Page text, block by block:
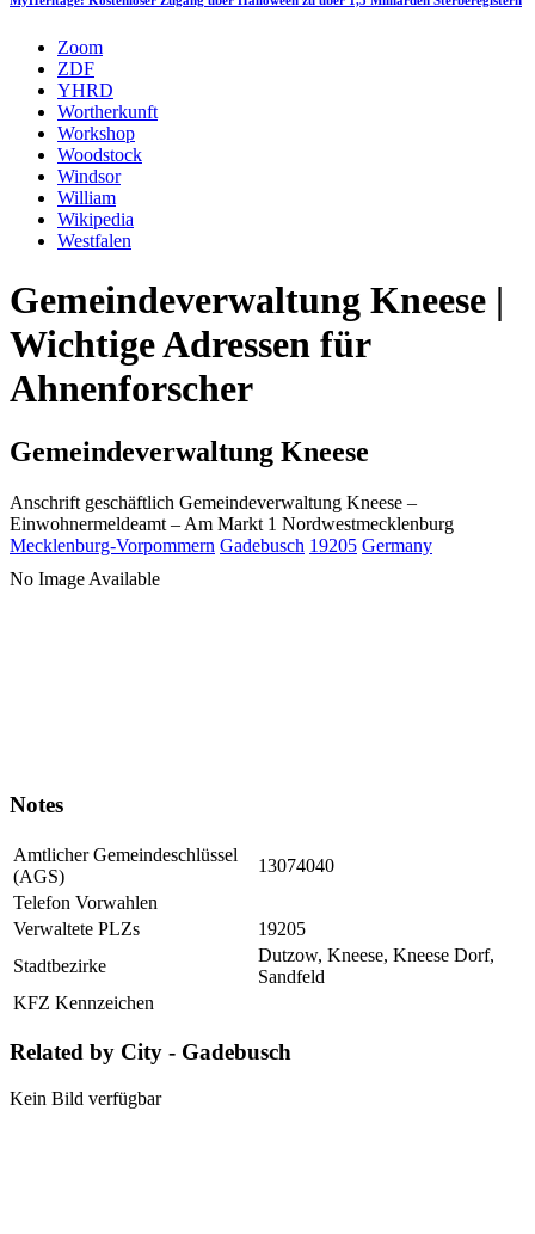
Zoom
ZDF
YHRD
Wortherkunft
Workshop
Woodstock
Windsor
William
Wikipedia
Westfalen
Gemeindeverwaltung Kneese |
Wichtige Adressen für
Ahnenforscher
Gemeindeverwaltung Kneese
Anschrift geschäftlich Gemeindeverwaltung Kneese –
Einwohnermeldeamt – Am Markt 1 Nordwestmecklenburg
Mecklenburg-Vorpommern Gadebusch 19205 Germany
No Image Available
Notes
Amtlicher Gemeindeschlüssel
(AGS)
13074040
Telefon Vorwahlen
Verwaltete PLZs
19205
Stadtbezirke
Dutzow, Kneese, Kneese Dorf,
Sandfeld
KFZ Kennzeichen
Related by City - Gadebusch
Kein Bild verfügbar